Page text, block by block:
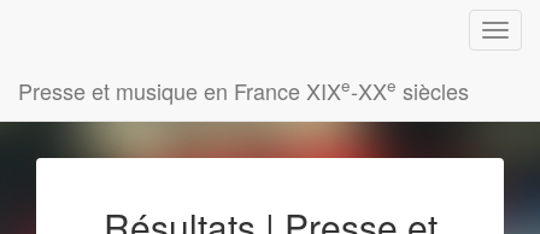
Presse et musique en France XIXe-XXe siècles